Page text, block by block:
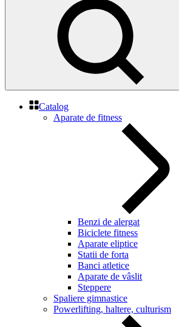
Catalog
Aparate de fitness
Benzi de alergat
Biciclete fitness
Aparate eliptice
Statii de forta
Banci atletice
Aparate de vâslit
Steppere
Spaliere gimnastice
Powerlifting, haltere, culturism